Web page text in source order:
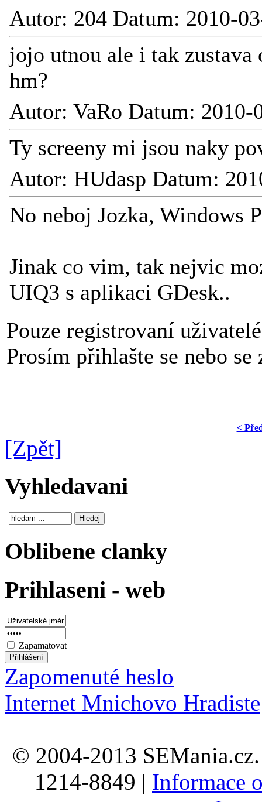
Autor: 204 Datum: 2010-
jojo utnou ale i tak
hm?
Autor: VaRo Datum: 2010-
Ty screeny mi jsou naky
Autor: HUdasp Datum:
No neboj Jozka, Windows
Jinak co vim, tak nejvic
UIQ3 s aplikaci GDesk..
Pouze registrovaní
Prosím přihlašte se nebo
<
[Zpět]
Vyhledavani
Oblibene clanky
Prihlaseni - web
Zapamatovat
Zapomenuté heslo
Internet Mnichovo Hradiste
© 2004-2013
1214-8849 | Informace